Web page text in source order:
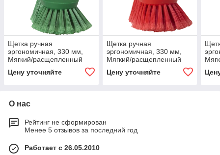
Щетка ручная
эргономичная, 330 мм,
Мягкий/расщепленный
Цену уточняйте
Щетка ручная
эргономичная, 330 мм,
Мягкий/расщепленный
Цену уточняйте
О нас
Рейтинг не сформирован
Менее 5 отзывов за последний год
Работает с 26.05.2010